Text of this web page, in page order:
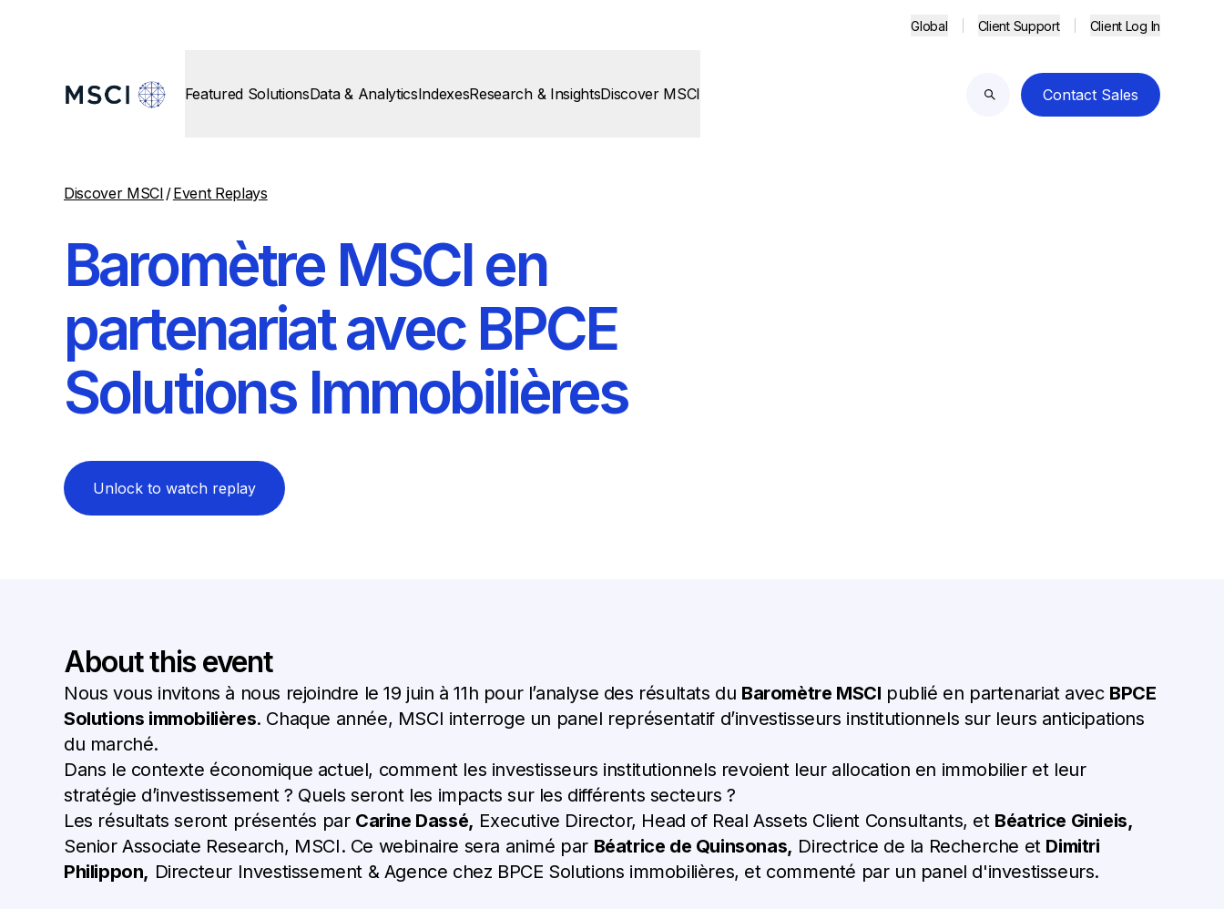
Global Client Support Client Log In
Featured SolutionsData & AnalyticsIndexesResearch & InsightsDiscover MSCI
Search
Contact Sales
Discover MSCI /Event Replays
Baromètre MSCI en
partenariat avec BPCE
Solutions Immobilières
Unlock to watch replay
About this event
Nous vous invitons à nous rejoindre le 19 juin à 11h pour l’analyse des résultats du Baromètre MSCI publié en partenariat avec BPCE
Solutions immobilières. Chaque année, MSCI interroge un panel représentatif d’investisseurs institutionnels sur leurs anticipations
du marché.
Dans le contexte économique actuel, comment les investisseurs institutionnels revoient leur allocation en immobilier et leur
stratégie d’investissement ? Quels seront les impacts sur les différents secteurs ?
Les résultats seront présentés par Carine Dassé, Executive Director, Head of Real Assets Client Consultants, et Béatrice Ginieis,
Senior Associate Research, MSCI. Ce webinaire sera animé par Béatrice de Quinsonas, Directrice de la Recherche et Dimitri
Philippon, Directeur Investissement & Agence chez BPCE Solutions immobilières, et commenté par un panel d'investisseurs.